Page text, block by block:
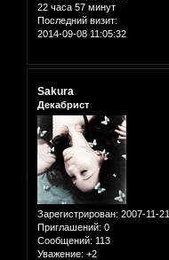
22 часа 57 минут
Последний визит:
2014-09-08 11:05:32
Sakura
Декабрист
Зарегистрирован: 2007-11-21
Приглашений: 0
Сообщений: 113
Уважение: +2